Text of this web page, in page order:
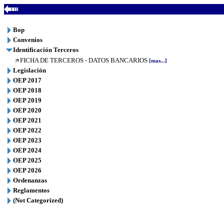
Bop
Convenios
Identificación Terceros
FICHA DE TERCEROS - DATOS BANCARIOS [mas...]
Legislación
OEP 2017
OEP 2018
OEP 2019
OEP 2020
OEP 2021
OEP 2022
OEP 2023
OEP 2024
OEP 2025
OEP 2026
Ordenanzas
Reglamentos
(Not Categorized)